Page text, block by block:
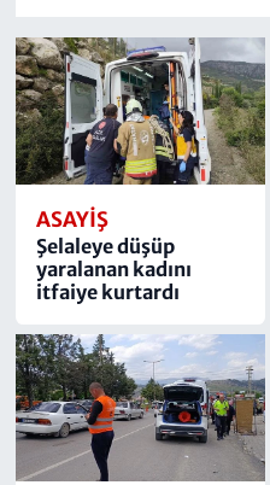
ASAYIŞ
Şelaleye düşüp
yaralanan kadını
itfaiye kurtardı